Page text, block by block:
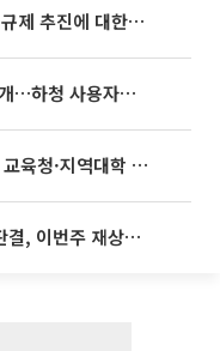
[특징주] 美 중국산 광트랜시버 규제 추진에 대한광통신 등 광통신株 강세
현대차·기아, 이번 주 임단협 재개…하청 사용자성 재심도 ‘변수’
서·논술형 입시 연계 '착수'
최태원·노소영 '9440억 분할' 판결, 이번주 재상고 여부 주목